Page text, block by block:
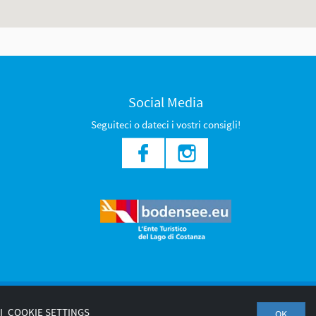
Social Media
Seguiteci o dateci i vostri consigli!
COOKIE SETTINGS